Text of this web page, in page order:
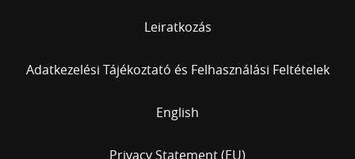
Leiratkozás
Adatkezelési Tájékoztató és Felhasználási Feltételek
English
Privacy Statement (EU)